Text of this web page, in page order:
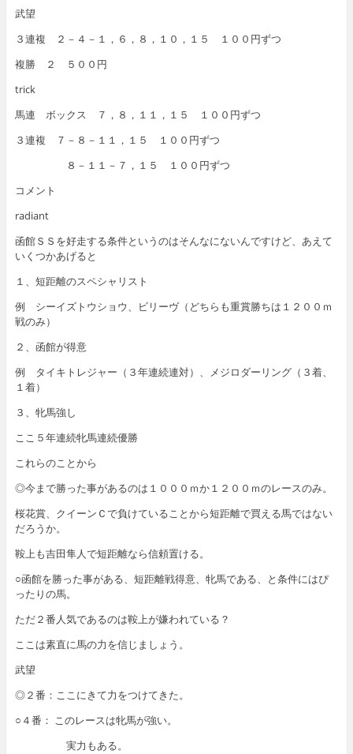
武望
３連複 ２－４－１，６，８，１０，１５ １００円ずつ
複勝 ２ ５００円
trick
馬連 ボックス ７，８，１１，１５ １００円ずつ
３連複 ７－８－１１，１５ １００円ずつ
８－１１－７，１５ １００円ずつ
コメント
radiant
函館ＳＳを好走する条件というのはそんなにないんですけど、あえて
いくつかあげると
１、短距離のスペシャリスト
例 シーイズトウショウ、ビリーヴ（どちらも重賞勝ちは１２００ｍ
戦のみ）
２、函館が得意
例 タイキトレジャー（３年連続連対）、メジロダーリング（３着、
１着）
３、牝馬強し
ここ５年連続牝馬連続優勝
これらのことから
◎今まで勝った事があるのは１０００ｍか１２００ｍのレースのみ。
桜花賞、クイーンＣで負けていることから短距離で買える馬ではない
だろうか。
鞍上も吉田隼人で短距離なら信頼置ける。
○函館を勝った事がある、短距離戦得意、牝馬である、と条件にはぴ
ったりの馬。
ただ２番人気であるのは鞍上が嫌われている？
ここは素直に馬の力を信じましょう。
武望
◎２番：ここにきて力をつけてきた。
○４番： このレースは牝馬が強い。
実力もある。